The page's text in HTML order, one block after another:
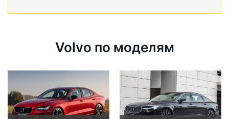
Volvo по моделям